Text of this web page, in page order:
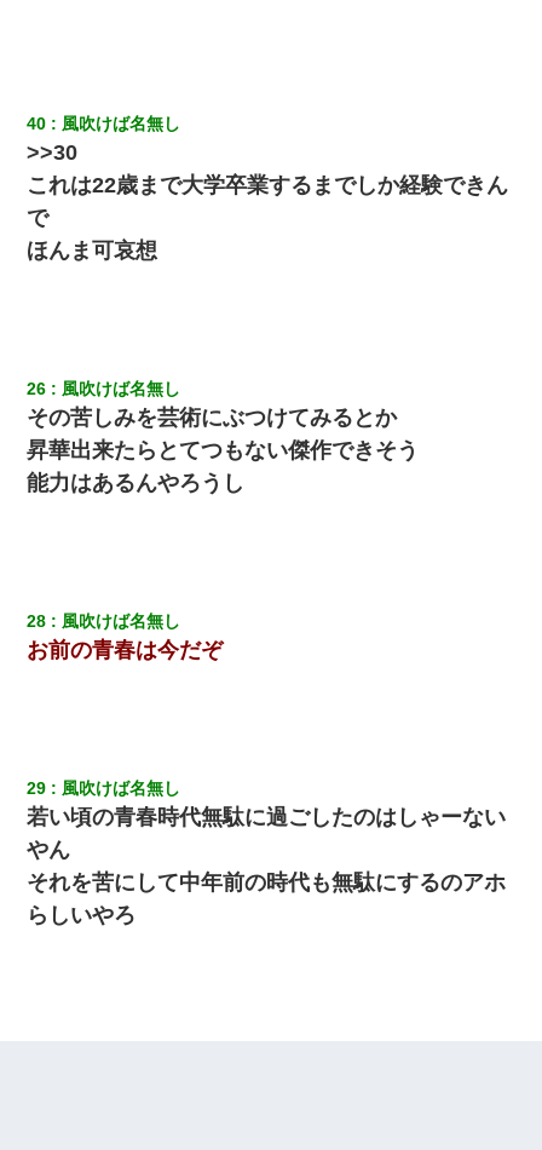
40 風吹けば名無し
>>30
これは22歳まで大学卒業するまでしか経験できん
で
ほんま可哀想
26 風吹けば名無し
その苦しみを芸術にぶつけてみるとか
昇華出来たらとてつもない傑作できそう
能力はあるんやろうし
28 風吹けば名無し
お前の青春は今だぞ
29 風吹けば名無し
若い頃の青春時代無駄に過ごしたのはしゃーない
やん
それを苦にして中年前の時代も無駄にするのアホ
らしいやろ